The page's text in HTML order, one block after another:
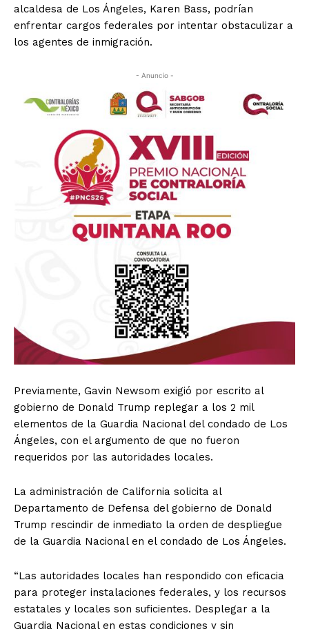
alcaldesa de Los Ángeles, Karen Bass, podrían
enfrentar cargos federales por intentar obstaculizar a
los agentes de inmigración.
- Anuncio -
Previamente, Gavin Newsom exigió por escrito al
gobierno de Donald Trump replegar a los 2 mil
elementos de la Guardia Nacional del condado de Los
Ángeles, con el argumento de que no fueron
requeridos por las autoridades locales.
La administración de California solicita al
Departamento de Defensa del gobierno de Donald
Trump rescindir de inmediato la orden de despliegue
de la Guardia Nacional en el condado de Los Ángeles.
“Las autoridades locales han respondido con eficacia
para proteger instalaciones federales, y los recursos
estatales y locales son suficientes. Desplegar a la
Guardia Nacional en estas condiciones y sin